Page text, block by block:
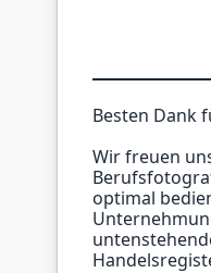
Besten Dank
Wir freuen
optimal